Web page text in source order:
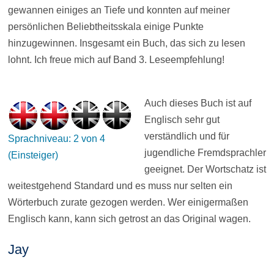
gewannen einiges an Tiefe und konnten auf meiner
persönlichen Beliebtheitsskala einige Punkte
hinzugewinnen. Insgesamt ein Buch, das sich zu lesen
lohnt. Ich freue mich auf Band 3. Leseempfehlung!
Sprachniveau: 2 von 4
(Einsteiger)
Auch dieses Buch ist auf
Englisch sehr gut
verständlich und für
jugendliche Fremdsprachler
geeignet. Der Wortschatz ist
weitestgehend Standard und es muss nur selten ein
Wörterbuch zurate gezogen werden. Wer einigermaßen
Englisch kann, kann sich getrost an das Original wagen.
Jay